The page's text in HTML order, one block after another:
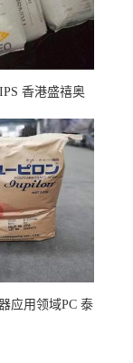
香港盛禧奥
应用领域PC 泰